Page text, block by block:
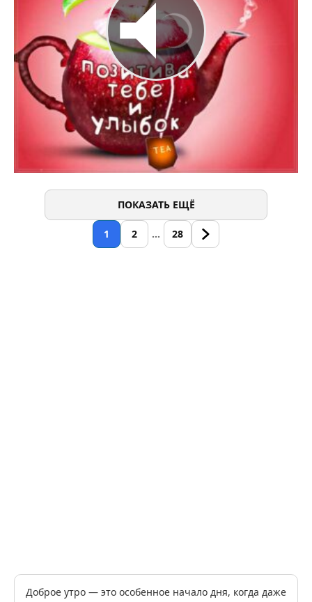
ПОКАЗАТЬ ЕЩЁ
1 2 … 28
Доброе утро — это особенное начало дня, когда даже